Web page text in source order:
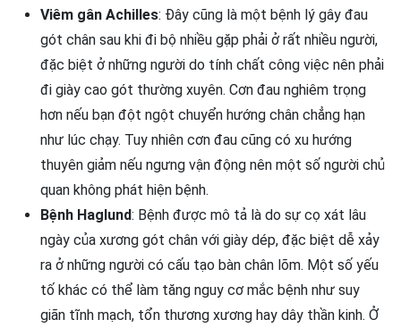
Viêm gân Achilles: Đây cũng là một bệnh lý gây đau
gót chân sau khi đi bộ nhiều gặp phải ở rất nhiều người,
đặc biệt ở những người do tính chất công việc nên phải
đi giày cao gót thường xuyên. Cơn đau nghiêm trọng
hơn nếu bạn đột ngột chuyển hướng chân chẳng hạn
như lúc chạy. Tuy nhiên cơn đau cũng có xu hướng
thuyên giảm nếu ngưng vận động nên một số người chủ
quan không phát hiện bệnh.
Bệnh Haglund: Bệnh được mô tả là do sự cọ xát lâu
ngày của xương gót chân với giày dép, đặc biệt dễ xảy
ra ở những người có cấu tạo bàn chân lõm. Một số yếu
tố khác có thể làm tăng nguy cơ mắc bệnh như suy
giãn tĩnh mạch, tổn thương xương hay dây thần kinh. Ở